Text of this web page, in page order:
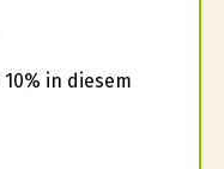
in diesem